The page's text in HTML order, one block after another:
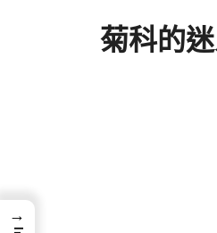
菊科的
→